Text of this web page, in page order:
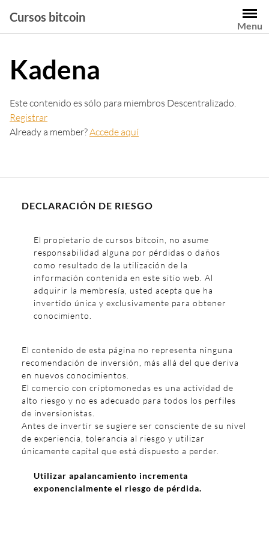
contenido
Cursos bitcoin
Menu
Kadena
Este contenido es sólo para miembros Descentralizado.
Registrar
Already a member?Accede aquí
DECLARACIÓN DE RIESGO
El propietario de cursos bitcoin, no asume
responsabilidad alguna por pérdidas o daños
como resultado de la utilización de la
información contenida en este sitio web. Al
adquirir la membresía, usted acepta que ha
invertido única y exclusivamente para obtener
conocimiento.
El contenido de esta página no representa ninguna
recomendación de inversión, más allá del que deriva
en nuevos conocimientos.
El comercio con criptomonedas es una actividad de
alto riesgo y no es adecuado para todos los perfiles
de inversionistas.
Antes de invertir se sugiere ser consciente de su nivel
de experiencia, tolerancia al riesgo y utilizar
únicamente capital que está dispuesto a perder.
Utilizar apalancamiento incrementa
exponencialmente el riesgo de pérdida.